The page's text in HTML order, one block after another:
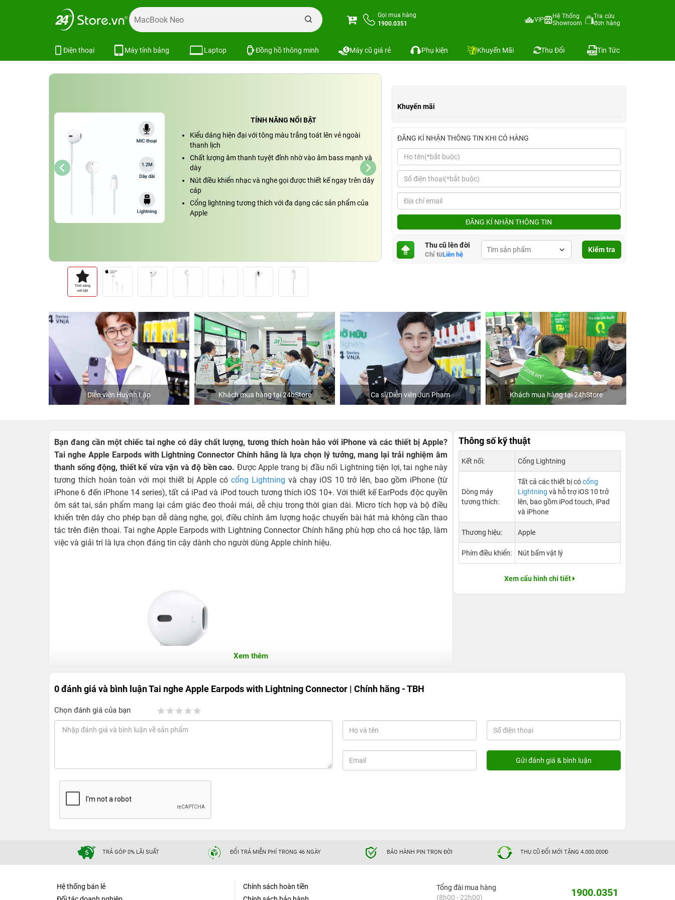
Gọi mua hàng
1900.0351
VIP
Hệ Thống
Showroom
Tra cứu
đơn hàng
Điện thoại Máy tính bảng Laptop Đồng hồ thông minh Máy cũ giá rẻ Phụ kiện Khuyến Mãi Thu Đổi Tin Tức
Trang chủ Tai nghe Tai nghe Apple Earpods with Lightning Connector | Chính hãng - TBH
Tai nghe Apple Earpods with Lightning Connector | Chính hãng - TBH
Xem cấu hình So sánh
TÍNH NĂNG NỔI BẬT
Kiểu dáng hiện đại với tông màu trắng toát lên vẻ ngoài
thanh lịch
Chất lượng âm thanh tuyệt đỉnh nhờ vào âm bass mạnh và
dày
Nút điều khiển nhạc và nghe gọi được thiết kế ngay trên dây
cáp
Cổng lightning tương thích với đa dạng các sản phẩm của
Apple
Khuyến mãi
ĐĂNG KÍ NHẬN THÔNG TIN KHI CÓ HÀNG
ĐĂNG KÍ NHẬN THÔNG TIN
Thu cũ lên đời
Chỉ từLiên hệ
Kiểm tra
Diễn viên Huỳnh Lập Khách mua hàng tại 24hStore Ca sĩ/Diễn viên Jun Phạm Khách mua hàng tại 24hStore
Bạn đang cần một chiếc tai nghe có dây chất lượng, tương thích hoàn hảo với iPhone và các thiết bị Apple?
Tai nghe Apple Earpods with Lightning Connector Chính hãng là lựa chọn lý tưởng, mang lại trải nghiệm âm
thanh sống động, thiết kế vừa vặn và độ bền cao. Được Apple trang bị đầu nối Lightning tiện lợi, tai nghe này
tương thích hoàn toàn với mọi thiết bị Apple cócổng Lightning và chạy iOS 10 trở lên, bao gồm iPhone (từ
iPhone 6 đến iPhone 14 series), tất cả iPad và iPod touch tương thích iOS 10+. Với thiết kế EarPods độc quyền
ôm sát tai, sản phẩm mang lại cảm giác đeo thoải mái, dễ chịu trong thời gian dài. Micro tích hợp và bộ điều
khiển trên dây cho phép bạn dễ dàng nghe, gọi, điều chỉnh âm lượng hoặc chuyển bài hát mà không cần thao
tác trên điện thoại. Tai nghe Apple Earpods with Lightning Connector Chính hãng phù hợp cho cả học tập, làm
việc và giải trí là lựa chọn đáng tin cậy dành cho người dùng Apple chính hiệu.
Xem thêm
Thông số kỹ thuật
Kết nối: Cổng Lightning
Dòng máy
tương thích:
Tất cả các thiết bị cócổng
Lightning và hỗ trợ iOS 10 trở
lên, bao gồm iPod touch, iPad
và iPhone
Thương hiệu: Apple
Phím điều khiển: Nút bấm vật lý
Xem cấu hình chi tiết
0 đánh giá và bình luậnTai nghe Apple Earpods with Lightning Connector | Chính hãng - TBH
Chọn đánh giá của bạn
TRẢ GÓP 0% LÃI SUẤT ĐỔI TRẢ MIỄN PHÍ TRONG 46 NGÀY BẢO HÀNH PIN TRỌN ĐỜI THU CŨ ĐỔI MỚI TẶNG 4.000.000Đ
Hệ thống bán lẻ
Chính sách hoàn tiền
Tổng đài mua hàng
(8h00 - 22h00)
1900.0351